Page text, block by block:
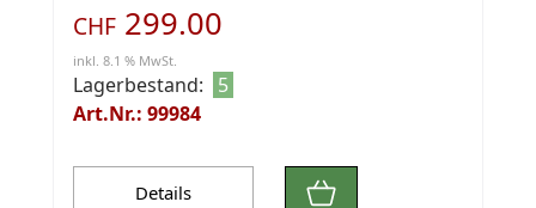
CHF 299.00
inkl. 8.1 % MwSt.
Lagerbestand:
5
Art.Nr.: 99984
Details